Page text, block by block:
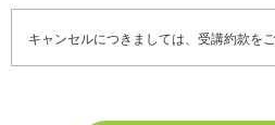
キャンセルにつきましては、受講約款をご